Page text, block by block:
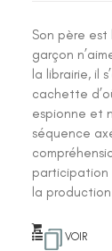
Son père
garçon
la librairie, il
cachette
espionne et
séquence
participation
la
VOIR